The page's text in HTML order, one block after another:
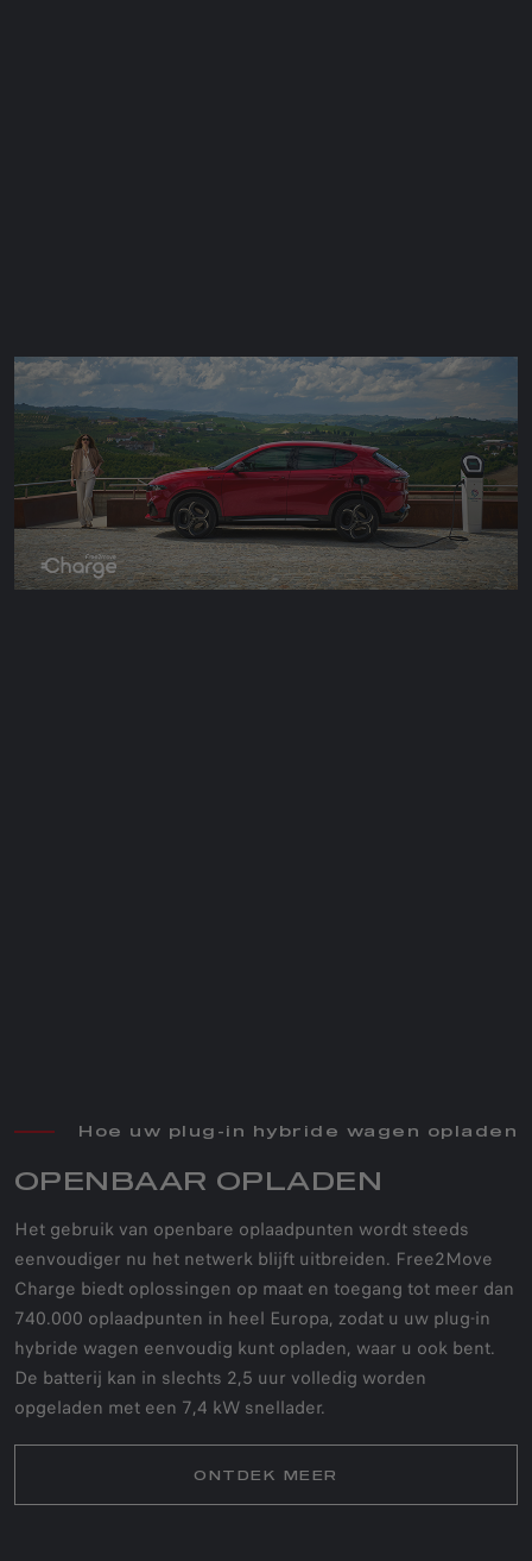
Hoe uw plug-in hybride wagen opladen
OPENBAAR OPLADEN
Het gebruik van openbare oplaadpunten wordt steeds
eenvoudiger nu het netwerk blijft uitbreiden. Free2Move
Charge biedt oplossingen op maat en toegang tot meer dan
740.000 oplaadpunten in heel Europa, zodat u uw plug-in
hybride wagen eenvoudig kunt opladen, waar u ook bent.
De batterij kan in slechts 2,5 uur volledig worden
opgeladen met een 7,4 kW snellader.
ONTDEK MEER